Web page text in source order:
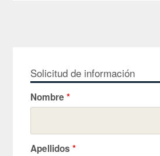
Solicitud de información
Nombre*
Apellidos*